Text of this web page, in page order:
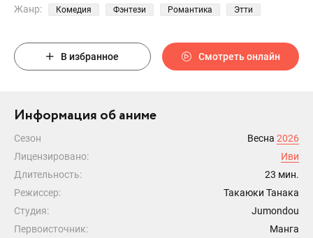
Жанр:
Комедия Фэнтези Романтика Этти
В избранное Смотреть онлайн
Информация об аниме
Сезон Весна 2026
Лицензировано:
Иви
Длительность:
23 мин.
Режиссер:
Такаюки Танака
Студия:
Jumondou
Первоисточник:
Манга